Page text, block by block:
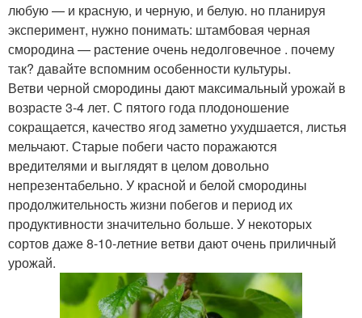
любую — и красную, и черную, и белую. но планируя
эксперимент, нужно понимать: штамбовая черная
смородина — растение очень недолговечное . почему
так? давайте вспомним особенности культуры.
Ветви черной смородины дают максимальный урожай в
возрасте 3-4 лет. С пятого года плодоношение
сокращается, качество ягод заметно ухудшается, листья
мельчают. Старые побеги часто поражаются
вредителями и выглядят в целом довольно
непрезентабельно. У красной и белой смородины
продолжительность жизни побегов и период их
продуктивности значительно больше. У некоторых
сортов даже 8-10-летние ветви дают очень приличный
урожай.